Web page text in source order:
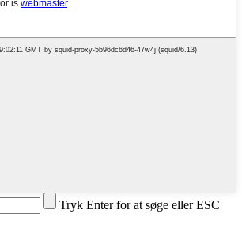
Tryk Enter for at søge eller ESC